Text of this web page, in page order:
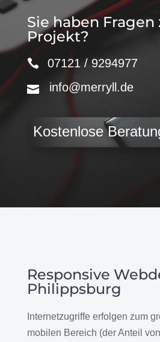
Sie haben
Projekt?
07121 / 9294977
info@merryll.de
Kostenlose
Responsive
Philippsburg
Internetzugriffe erfolgen zum
mobilen Bereich (der Anteil